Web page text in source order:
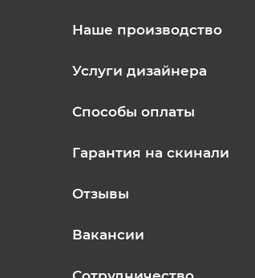
Наше производство
Услуги дизайнера
Способы оплаты
Гарантия на скинали
Отзывы
Вакансии